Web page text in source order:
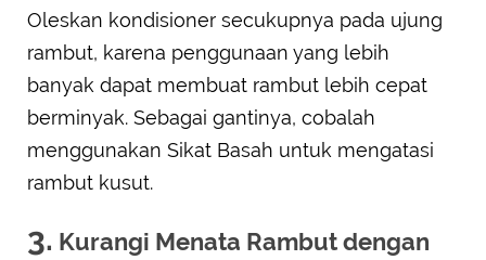
Oleskan kondisioner secukupnya pada ujung
rambut, karena penggunaan yang lebih
banyak dapat membuat rambut lebih cepat
berminyak. Sebagai gantinya, cobalah
menggunakan Sikat Basah untuk mengatasi
rambut kusut.
3. Kurangi Menata Rambut dengan